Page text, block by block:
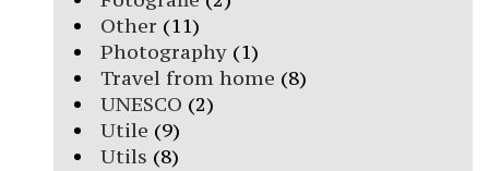
Other (11)
Photography (1)
Travel from home (8)
UNESCO (2)
Utile (9)
Utils (8)